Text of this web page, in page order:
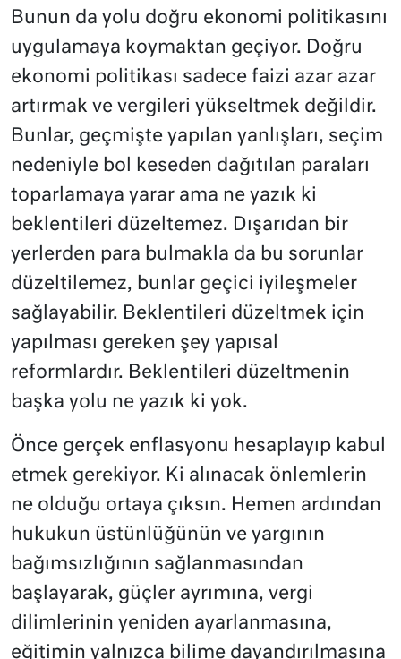
Bunun da yolu doğru ekonomi politikasını
uygulamaya koymaktan geçiyor. Doğru
ekonomi politikası sadece faizi azar azar
artırmak ve vergileri yükseltmek değildir.
Bunlar, geçmişte yapılan yanlışları, seçim
nedeniyle bol keseden dağıtılan paraları
toparlamaya yarar ama ne yazık ki
beklentileri düzeltemez. Dışarıdan bir
yerlerden para bulmakla da bu sorunlar
düzeltilemez, bunlar geçici iyileşmeler
sağlayabilir. Beklentileri düzeltmek için
yapılması gereken şey yapısal
reformlardır. Beklentileri düzeltmenin
başka yolu ne yazık ki yok.
Önce gerçek enflasyonu hesaplayıp kabul
etmek gerekiyor. Ki alınacak önlemlerin
ne olduğu ortaya çıksın. Hemen ardından
hukukun üstünlüğünün ve yargının
bağımsızlığının sağlanmasından
başlayarak, güçler ayrımına, vergi
dilimlerinin yeniden ayarlanmasına,
eğitimin yalnızca bilime dayandırılmasına